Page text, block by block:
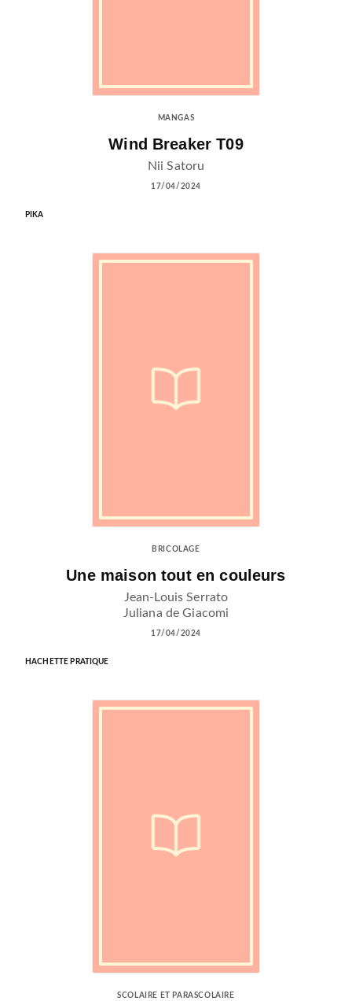
MANGAS
Wind Breaker T09
Nii Satoru
17/04/2024
PIKA
BRICOLAGE
Une maison tout en couleurs
Jean-Louis Serrato
Juliana de Giacomi
17/04/2024
HACHETTE PRATIQUE
SCOLAIRE ET PARASCOLAIRE